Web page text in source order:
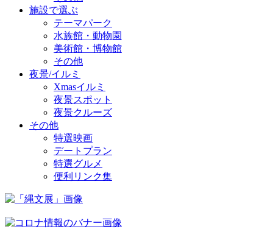
施設で選ぶ
テーマパーク
水族館・動物園
美術館・博物館
その他
夜景/イルミ
Xmasイルミ
夜景スポット
夜景クルーズ
その他
特選映画
デートプラン
特選グルメ
便利リンク集